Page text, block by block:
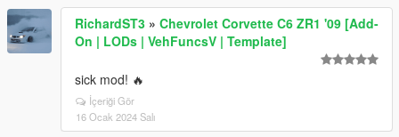
RichardST3 » Chevrolet Corvette C6 ZR1 '09 [Add-
On | LODs | VehFuncsV | Template]
sick mod! 🔥
İçeriği Gör
16 Ocak 2024 Salı